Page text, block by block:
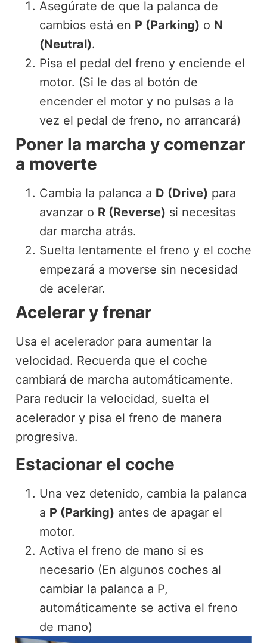
Asegúrate de que la palanca de
cambios está en P (Parking) o N
(Neutral).
Pisa el pedal del freno y enciende el
motor. (Si le das al botón de
encender el motor y no pulsas a la
vez el pedal de freno, no arrancará)
Poner la marcha y comenzar
a moverte
Cambia la palanca a D (Drive) para
avanzar o R (Reverse) si necesitas
dar marcha atrás.
Suelta lentamente el freno y el coche
empezará a moverse sin necesidad
de acelerar.
Acelerar y frenar
Usa el acelerador para aumentar la
velocidad. Recuerda que el coche
cambiará de marcha automáticamente.
Para reducir la velocidad, suelta el
acelerador y pisa el freno de manera
progresiva.
Estacionar el coche
Una vez detenido, cambia la palanca
a P (Parking) antes de apagar el
motor.
Activa el freno de mano si es
necesario (En algunos coches al
cambiar la palanca a P,
automáticamente se activa el freno
de mano)